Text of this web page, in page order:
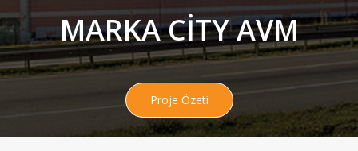
MARKA CITY AVM
Proje Özeti